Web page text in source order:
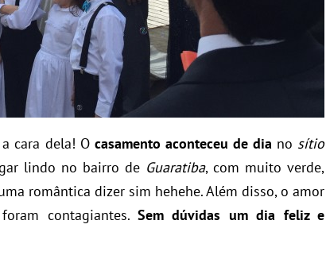
cara dela! O casamento aconteceu de dia no sítio
lindo no bairro de Guaratiba, com muito verde,
romântica dizer sim hehehe. Além disso, o amor
contagiantes. Sem dúvidas um dia feliz e